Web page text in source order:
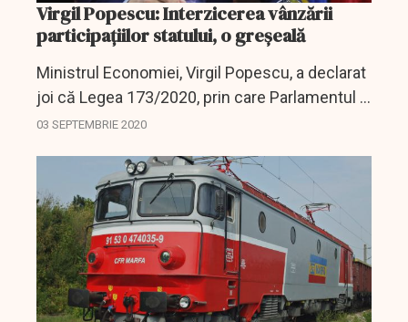
Virgil Popescu: Interzicerea vânzării
participaţiilor statului, o greșeală
Ministrul Economiei, Virgil Popescu, a declarat
joi că Legea 173/2020, prin care Parlamentul a
interzis Guvernului, pe o perioadă de doi,
companii,...
03 SEPTEMBRIE 2020